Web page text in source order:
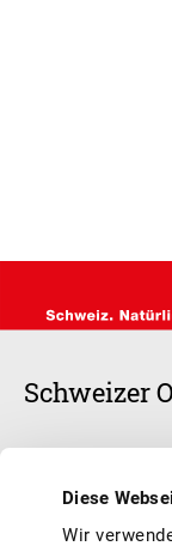
Diese
Wir
Schweizer
anerkannte
Vermarktung,